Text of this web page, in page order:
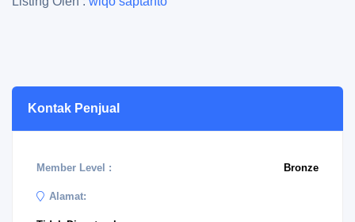
Kontak Penjual
Member Level : Bronze
Alamat: